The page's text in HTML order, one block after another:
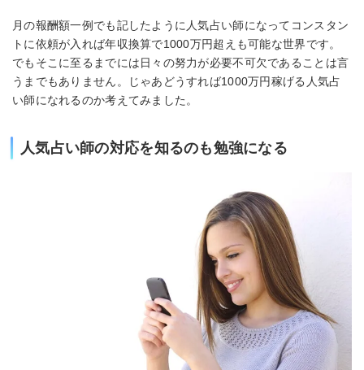
月の報酬額一例でも記したように人気占い師になってコンスタン
トに依頼が入れば年収換算で1000万円超えも可能な世界です。
でもそこに至るまでには日々の努力が必要不可欠であることは言
うまでもありません。じゃあどうすれば1000万円稼げる人気占
い師になれるのか考えてみました。
人気占い師の対応を知るのも勉強になる